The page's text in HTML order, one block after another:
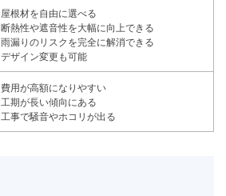
屋根材を自由に選べる
断熱性や遮音性を大幅に向上できる
雨漏りのリスクを完全に解消できる
デザイン変更も可能
費用が高額になりやすい
工期が長い傾向にある
工事で騒音やホコリが出る